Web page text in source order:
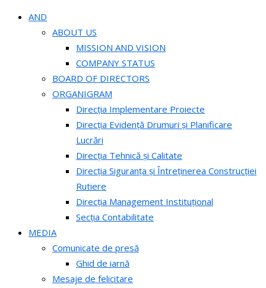
AND
ABOUT US
MISSION AND VISION
COMPANY STATUS
BOARD OF DIRECTORS
ORGANIGRAM
Direcția Implementare Proiecte
Direcția Evidență Drumuri și Planificare
Lucrări
Direcția Tehnică și Calitate
Direcția Siguranța și Întreținerea Construcției
Rutiere
Direcția Management Instituțional
Secția Contabilitate
MEDIA
Comunicate de presă
Ghid de iarnă
Mesaje de felicitare